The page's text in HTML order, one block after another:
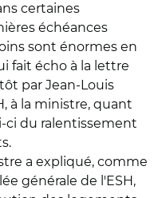
certaines
échéances
sont énormes en
fait écho à la lettre
par Jean-Louis
à la ministre, quant
ci du ralentissement
a expliqué, comme
générale de l'ESH,